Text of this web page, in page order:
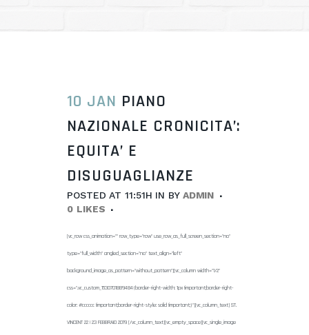
10 JAN PIANO
NAZIONALE CRONICITA’:
EQUITA’ E
DISUGUAGLIANZE
POSTED AT 11:51H IN BY ADMIN
0 LIKES
[vc_row css_animation="" row_type="row" use_row_as_full_screen_section="no"
type="full_width" angled_section="no" text_align="left"
background_image_as_pattern="without_pattern"][vc_column width="1/2"
css=".vc_custom_1530701889484{border-right-width: 1px !important;border-right-
color: #cccccc !important;border-right-style: solid !important;}"][vc_column_text] ST.
VINCENT 22 | 23 FEBBRAIO 2019 [/vc_column_text][vc_empty_space][vc_single_image